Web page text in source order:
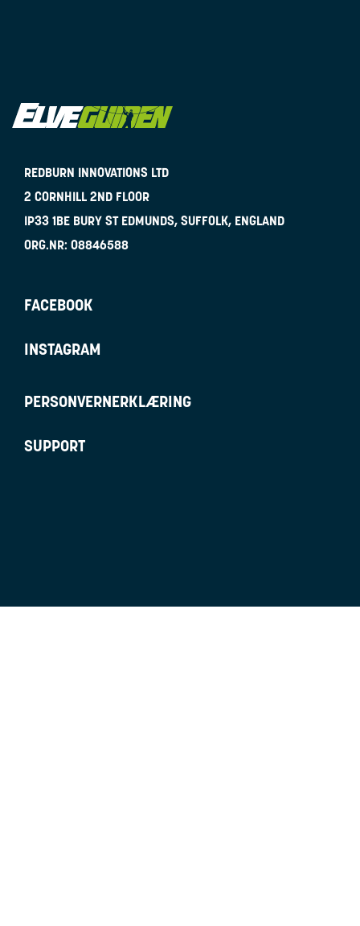
REDBURN INNOVATIONS LTD
2 CORNHILL 2ND FLOOR
IP33 1BE BURY ST EDMUNDS, SUFFOLK, ENGLAND
ORG.NR: 08846588
FACEBOOK
INSTAGRAM
PERSONVERNERKLÆRING
SUPPORT